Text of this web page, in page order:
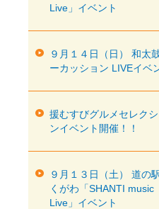
Live」イベント
９月１４日（日） 和太
ーカッション LIVEイベ
援むすびグルメセレクシ
ンイベント開催！！
９月１３日（土） 道の
くがわ「SHANTI music
Live」イベント